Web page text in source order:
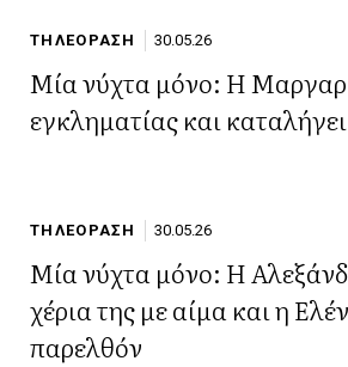
ΤΗΛΕΟΡΑΣΗ 30.05.26
Μία νύχτα μόνο: Η
εγκληματίας και
ΤΗΛΕΟΡΑΣΗ 30.05.26
Μία νύχτα μόνο: Η
χέρια της με αίμα και η
παρελθόν